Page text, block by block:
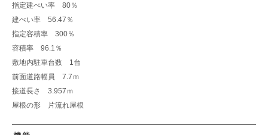
指定建ぺい率 80％
建ぺい率 56.47％
指定容積率 300％
容積率 96.1％
敷地内駐車台数 1台
前面道路幅員 7.7ｍ
接道長さ 3.957ｍ
屋根の形 片流れ屋根